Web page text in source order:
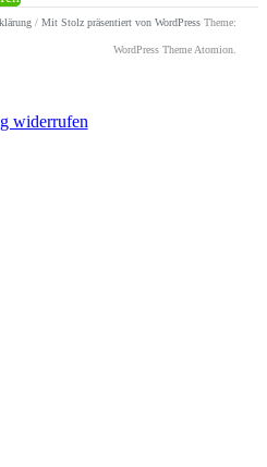
/ Mit Stolz präsentiert von WordPress Theme:
WordPress Theme Atomion.
widerrufen